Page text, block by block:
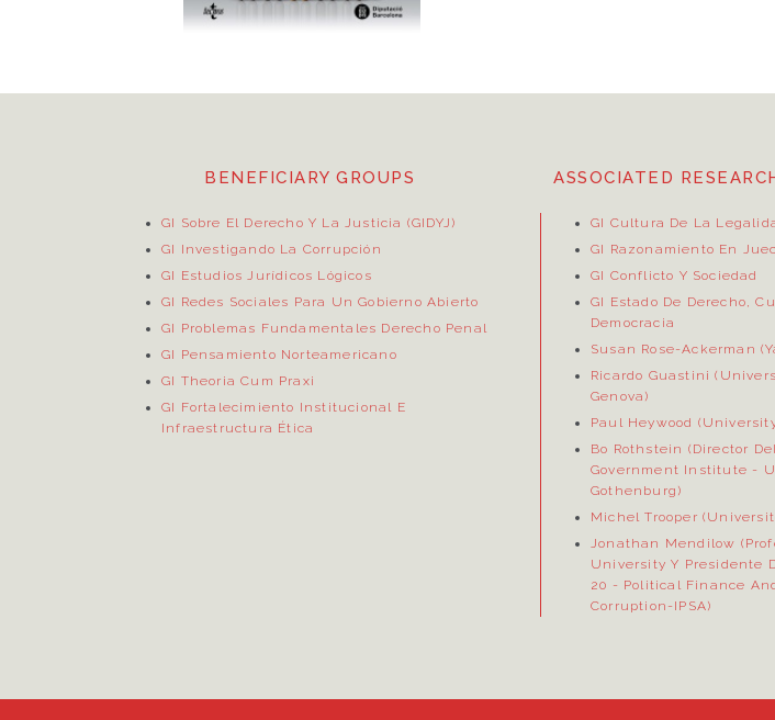
BENEFICIARY GROUPS
GI Sobre El Derecho Y La Justicia (GIDYJ)
GI Investigando La Corrupción
GI Estudios Jurídicos Lógicos
GI Redes Sociales Para Un Gobierno Abierto
GI Problemas Fundamentales Derecho Penal
GI Pensamiento Norteamericano
GI Theoria Cum Praxi
GI Fortalecimiento Institucional E
Infraestructura Ética
ASSOCIATED
GI Cultura De La
GI Razonamiento En
GI Conflicto Y Sociedad
GI Estado De Derecho,
Democracia
Susan Rose-Ackerman
Ricardo Guastini
Genova)
Paul Heywood
Bo Rothstein (Director
Government Institute -
Gothenburg)
Michel Trooper
Jonathan Mendilow
University Y Presidente
20 - Political Finance
Corruption-IPSA)